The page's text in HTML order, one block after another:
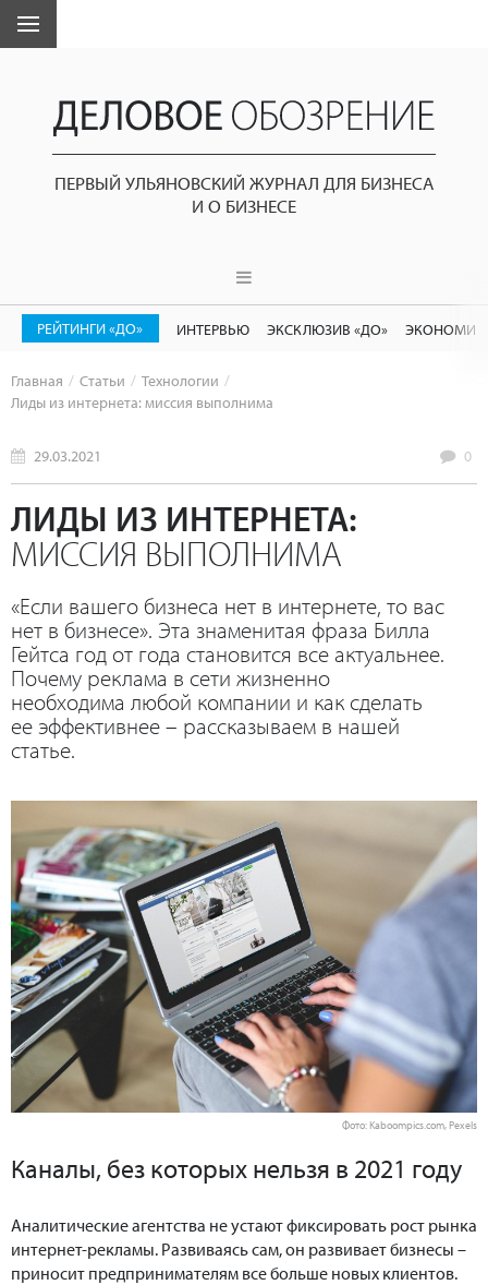
ПЕРВЫЙ УЛЬЯНОВСКИЙ ЖУРНАЛ ДЛЯ БИЗНЕСА
И О БИЗНЕСЕ
РЕЙТИНГИ «ДО» ИНТЕРВЬЮ ЭКСКЛЮЗИВ «ДО»
Главная Статьи
Технологии
Лиды из интернета: миссия выполнима
29.03.2021 0
ЛИДЫ ИЗ ИНТЕРНЕТА:
МИССИЯ ВЫПОЛНИМА
«Если вашего бизнеса нет в интернете, то вас
нет в бизнесе». Эта знаменитая фраза Билла
Гейтса год от года становится все актуальнее.
Почему реклама в сети жизненно
необходима любой компании и как сделать
ее эффективнее – рассказываем в нашей
статье.
Фото: Kaboompics.com, Pexels
Каналы, без которых нельзя в 2021 году
Аналитические агентства не устают фиксировать рост рынка
интернет-рекламы. Развиваясь сам, он развивает бизнесы –
приносит предпринимателям все больше новых клиентов.